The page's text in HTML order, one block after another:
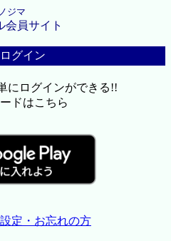
ノジマ
会員サイト
グイン
にログインができる!!
ドはこちら
定・お忘れの方